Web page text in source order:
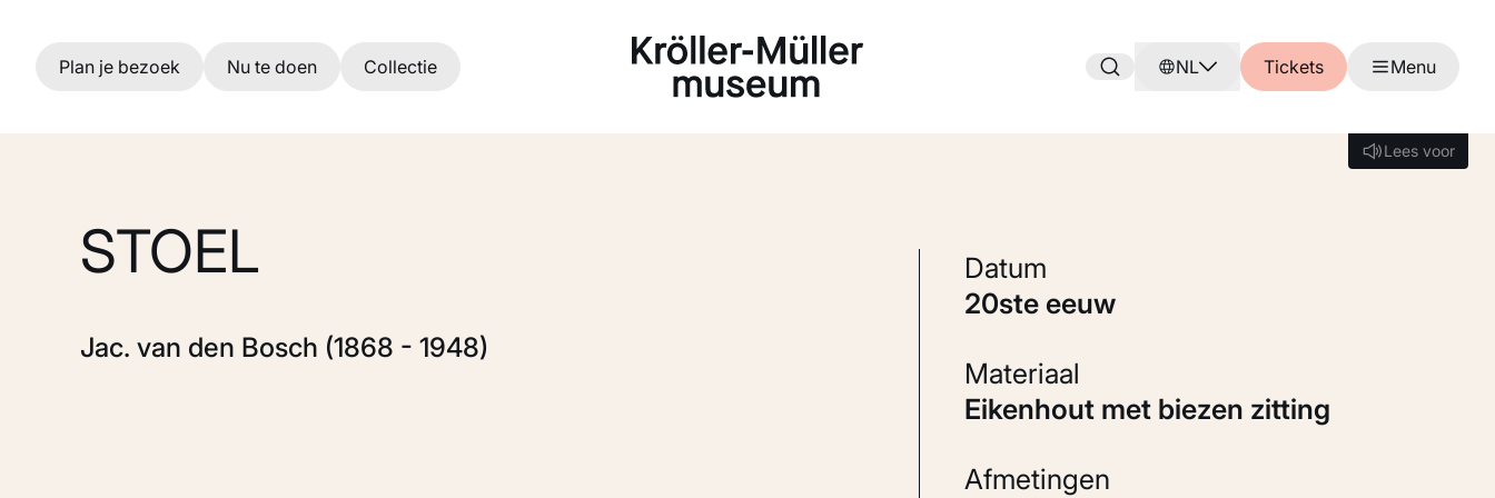
Ga naar hoofdinhoud
Plan je bezoek Nu te doen Collectie NL Tickets Menu
Lees voor
Lees voor
STOEL
Jac. van den Bosch (1868 - 1948)
Datum
20ste eeuw
Materiaal
Eikenhout met biezen zitting
Afmetingen